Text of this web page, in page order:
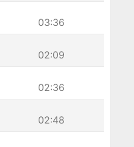
03:36
02:09
02:36
02:48